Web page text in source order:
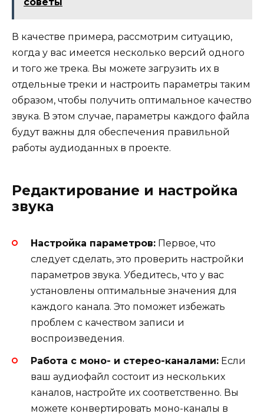
В качестве примера, рассмотрим ситуацию,
когда у вас имеется несколько версий одного
и того же трека. Вы можете загрузить их в
отдельные треки и настроить параметры таким
образом, чтобы получить оптимальное качество
звука. В этом случае, параметры каждого файла
будут важны для обеспечения правильной
работы аудиоданных в проекте.
Редактирование и настройка
звука
Настройка параметров: Первое, что
следует сделать, это проверить настройки
параметров звука. Убедитесь, что у вас
установлены оптимальные значения для
каждого канала. Это поможет избежать
проблем с качеством записи и
воспроизведения.
Работа с моно- и стерео-каналами: Если
ваш аудиофайл состоит из нескольких
каналов, настройте их соответственно. Вы
можете конвертировать моно-каналы в